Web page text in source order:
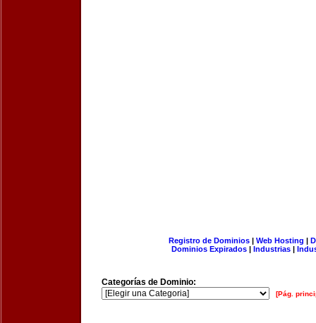
Registro de Dominios| Web Hosting |
Dominios Expirados | Industrias |
Categorías de Dominio:
[Pág.